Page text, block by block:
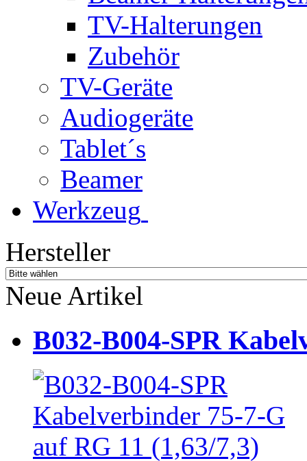
TV-Halterungen
Zubehör
TV-Geräte
Audiogeräte
Tablet´s
Beamer
Werkzeug
Hersteller
Neue Artikel
B032-B004-SPR